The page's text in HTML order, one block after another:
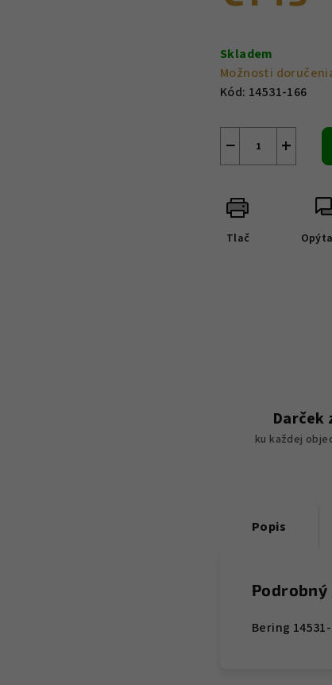
cena:
Skladem
Možnosti
Kód: 14531-166
+
−
Tlač
Darček
ku každej
Popis
Podrobný
Bering